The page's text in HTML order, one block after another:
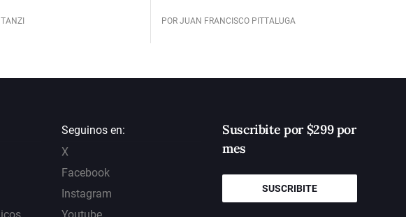
TANZI POR JUAN FRANCISCO PITTALUGA
Seguinos en:
X
Facebook
Instagram
Youtube
Suscribite por $299 por
mes
SUSCRIBITE